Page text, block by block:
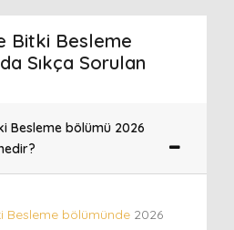
Bitki Besleme
Sıkça Sorulan
Besleme bölümü 2026
Besleme bölümünde 2026